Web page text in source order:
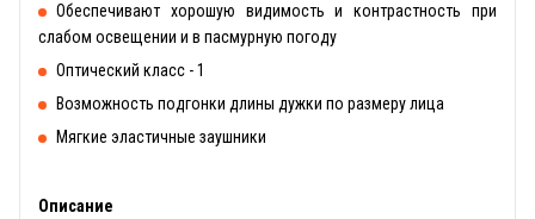
Обеспечивают хорошую видимость и контрастность при
слабом освещении и в пасмурную погоду
Оптический класс - 1
Возможность подгонки длины дужки по размеру лица
Мягкие эластичные заушники
Описание